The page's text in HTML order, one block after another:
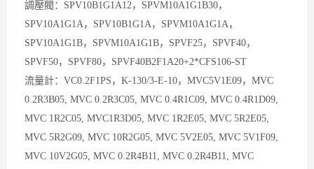
調壓閥：SPV10B1G1A12，SPVM10A1G1B30，
SPV10A1G1A，SPV10B1G1A，SPVM10A1G1A，
SPV10A1G1B，SPVM10A1G1B，SPVF25，SPVF40，
SPVF50，SPVF80，SPVF40B2F1A20+2*CFS106-ST
流量計：VC0.2F1PS，K-130/3-E-10，MVC5V1E09，MVC
0.2R3B05, MVC 0.2R3C05, MVC 0.4R1C09, MVC 0.4R1D09,
MVC 1R2C05, MVC1R3D05, MVC 1R2E05, MVC 5R2E05,
MVC 5R2G09, MVC 10R2G05, MVC 5V2E05, MVC 5V1F09,
MVC 10V2G05, MVC 0.2R4B11, MVC 0.2R4B11, MVC